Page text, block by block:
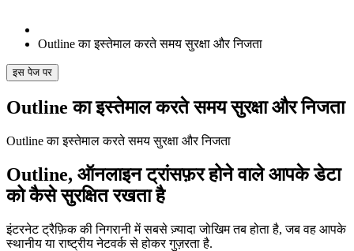
Outline का इस्तेमाल करते समय सुरक्षा और निजता
इस पेज पर
Outline का इस्तेमाल करते समय सुरक्षा और निजता
Outline का इस्तेमाल करते समय सुरक्षा और निजता
Outline, ऑनलाइन ट्रांसफ़र होने वाले आपके डेटा
को कैसे सुरक्षित रखता है
इंटरनेट ट्रैफ़िक की निगरानी में सबसे ज़्यादा जोखिम तब होता है, जब वह आपके
स्थानीय या राष्ट्रीय नेटवर्क से होकर गुज़रता है.